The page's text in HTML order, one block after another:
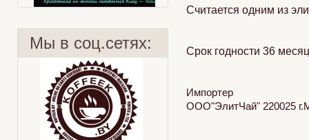
Хризантема Гид по кофе
Мы в соц.сетях:
Считается одним из
Срок годности 36
Импортер
ООО"ЭлитЧай" 220025